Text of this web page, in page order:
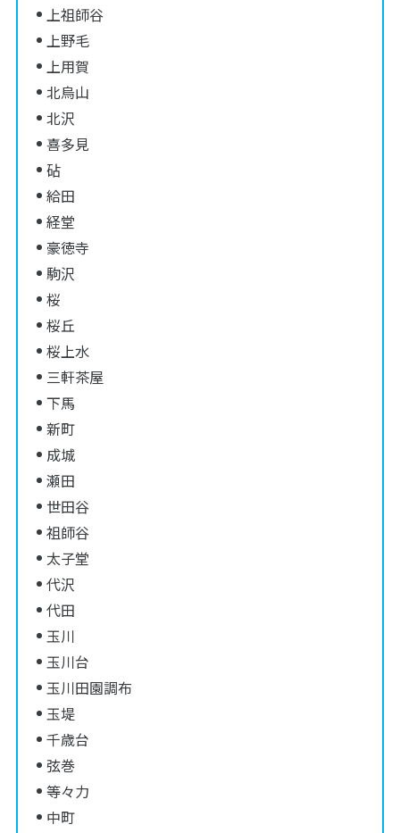
上祖師谷
上野毛
上用賀
北烏山
北沢
喜多見
砧
給田
経堂
豪徳寺
駒沢
桜
桜丘
桜上水
三軒茶屋
下馬
新町
成城
瀬田
世田谷
祖師谷
太子堂
代沢
代田
玉川
玉川台
玉川田園調布
玉堤
千歳台
弦巻
等々力
中町